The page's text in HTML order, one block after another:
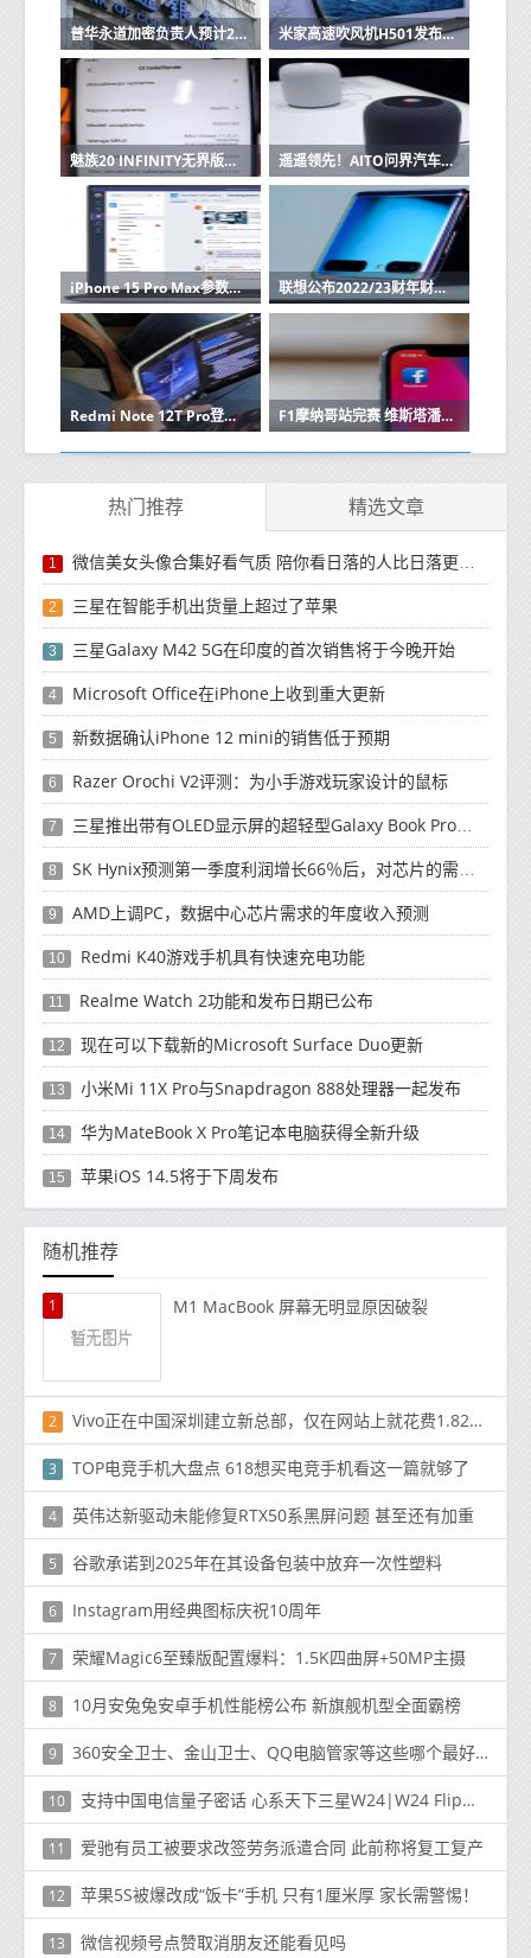
普华永道加密负责人预计2019年更多大银行将进入市场 米家高速吹风机H501发布！2分钟速干 仅一杯咖啡重
魅族20 INFINITY无界版开启预约 6月12日10点开售 遥遥领先！AITO问界汽车第10万辆即将下线 用时15个月
iPhone 15 Pro Max参数曝光 14PM同款镜头配3nm芯片 联想公布2022/23财年财报：总销售额约619.47亿美元
Redmi Note 12T Pro登场！卢伟冰大赞：顶级LCD手机 F1摩纳哥站完赛 维斯塔潘夺冠 阿隆索昏厥策略痛失好局
热门推荐 精选文章
1 微信美女头像合集好看气质 陪你看日落的人比日落更浪漫
2 三星在智能手机出货量上超过了苹果
3 三星Galaxy M42 5G在印度的首次销售将于今晚开始
4 Microsoft Office在iPhone上收到重大更新
5 新数据确认iPhone 12 mini的销售低于预期
6 Razer Orochi V2评测：为小手游戏玩家设计的鼠标
7 三星推出带有OLED显示屏的超轻型Galaxy Book Pro和Galaxy Book Pro 360笔记本电脑
8 SK Hynix预测第一季度利润增长66％后，对芯片的需求将增强
9 AMD上调PC，数据中心芯片需求的年度收入预测
10 Redmi K40游戏手机具有快速充电功能
11 Realme Watch 2功能和发布日期已公布
12 现在可以下载新的Microsoft Surface Duo更新
13 小米Mi 11X Pro与Snapdragon 888处理器一起发布
14 华为MateBook X Pro笔记本电脑获得全新升级
15 苹果iOS 14.5将于下周发布
随机推荐
1 M1 MacBook 屏幕无明显原因破裂
2 Vivo正在中国深圳建立新总部，仅在网站上就花费1.82亿美元
3 TOP电竞手机大盘点 618想买电竞手机看这一篇就够了
4 英伟达新驱动未能修复RTX50系黑屏问题 甚至还有加重
5 谷歌承诺到2025年在其设备包装中放弃一次性塑料
6 Instagram用经典图标庆祝10周年
7 荣耀Magic6至臻版配置爆料：1.5K四曲屏+50MP主摄
8 10月安兔兔安卓手机性能榜公布 新旗舰机型全面霸榜
9 360安全卫士、金山卫士、QQ电脑管家等这些哪个最好用，最推荐？
10 支持中国电信量子密话 心系天下三星W24|W24 Flip做可信赖的商务伙伴
11 爱驰有员工被要求改签劳务派遣合同 此前称将复工复产
12 苹果5S被爆改成“饭卡”手机 只有1厘米厚 家长需警惕！
13 微信视频号点赞取消朋友还能看见吗